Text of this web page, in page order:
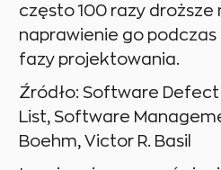
często 100 razy droższe
naprawienie go podczas
fazy projektowania.
Źródło: Software Defect
List, Software
Boehm, Victor R. Basil